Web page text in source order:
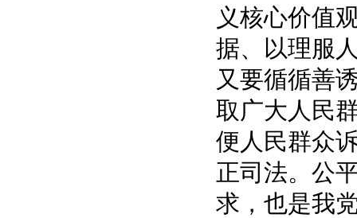
义核心价值
据、以理服
又要循循善
取广大人民
便人民群众
正司法。公
求，也是我